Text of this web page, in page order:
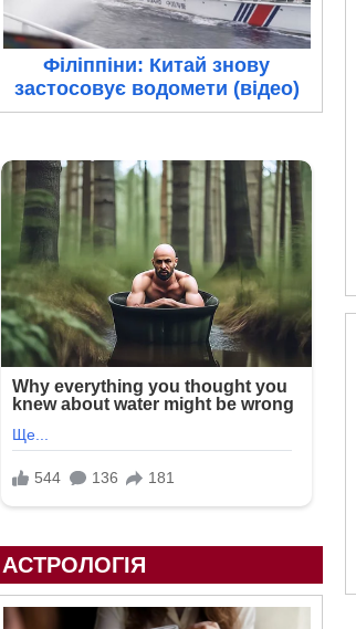
Філіппіни: Китай знову
застосовує водомети (відео)
АСТРОЛОГІЯ